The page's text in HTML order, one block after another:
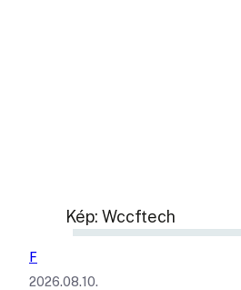
Kép: Wccftech
F
2026.08.10.